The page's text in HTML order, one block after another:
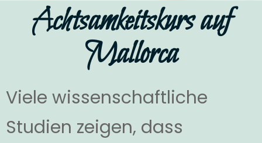
Achtsamkeitskurs auf
Mallorca
Viele wissenschaftliche
Studien zeigen, dass